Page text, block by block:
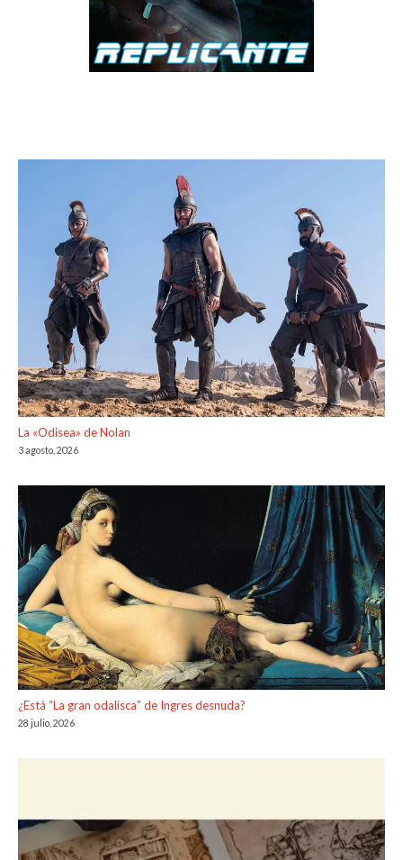
La «Odisea» de Nolan
3 agosto, 2026
¿Está “La gran odalisca” de Ingres desnuda?
28 julio, 2026